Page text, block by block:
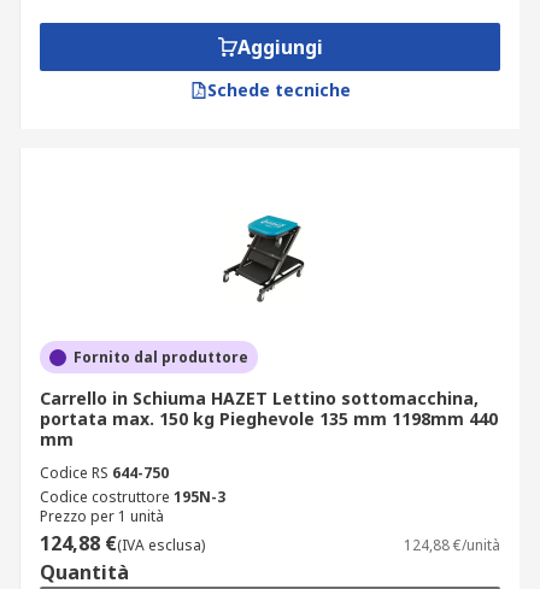
Aggiungi
Schede tecniche
Fornito dal produttore
Carrello in Schiuma HAZET Lettino sottomacchina,
portata max. 150 kg Pieghevole 135 mm 1198mm 440
mm
Codice RS 644-750
Codice costruttore 195N-3
Prezzo per 1 unità
124,88 €(IVA esclusa) 124,88 €/unità
Quantità